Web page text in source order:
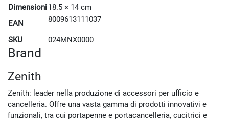
Dimensioni18.5 × 14 cm
EAN
8009613111037
SKU 024MNX0000
Brand
Zenith
Zenith: leader nella produzione di accessori per ufficio e
cancelleria. Offre una vasta gamma di prodotti innovativi e
funzionali, tra cui portapenne e portacancelleria, cucitrici e